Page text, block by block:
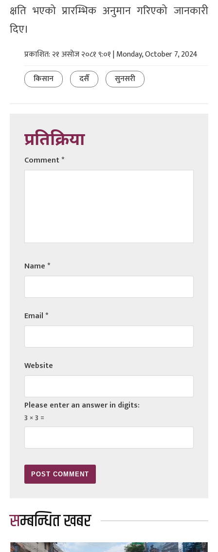
क्षति भएको प्रारम्भिक अनुमान गरिएको जानकारी
दिए।
प्रकाशित: २१ असोज २०८१ ९:०१ | Monday, October 7, 2024
किसान
दसैँ सुनसरी
प्रतिक्रिया
Comment*
Name*
Email*
Website
Please enter an answer in digits:
3 × 3 =
सम्बन्धित खबर